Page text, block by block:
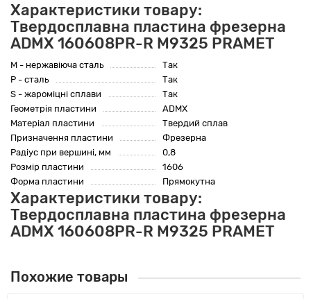
Характеристики товару:
Твердосплавна пластина фрезерна
ADMX 160608PR-R M9325 PRAMET
M - нержавіюча сталь
Так
P - сталь
Так
S - жароміцні сплави
Так
Геометрія пластини
ADMX
Матеріал пластини
Твердий сплав
Призначення пластини
Фрезерна
Радіус при вершині, мм
0,8
Розмір пластини
1606
Форма пластини
Прямокутна
Характеристики товару:
Твердосплавна пластина фрезерна
ADMX 160608PR-R M9325 PRAMET
Похожие товары